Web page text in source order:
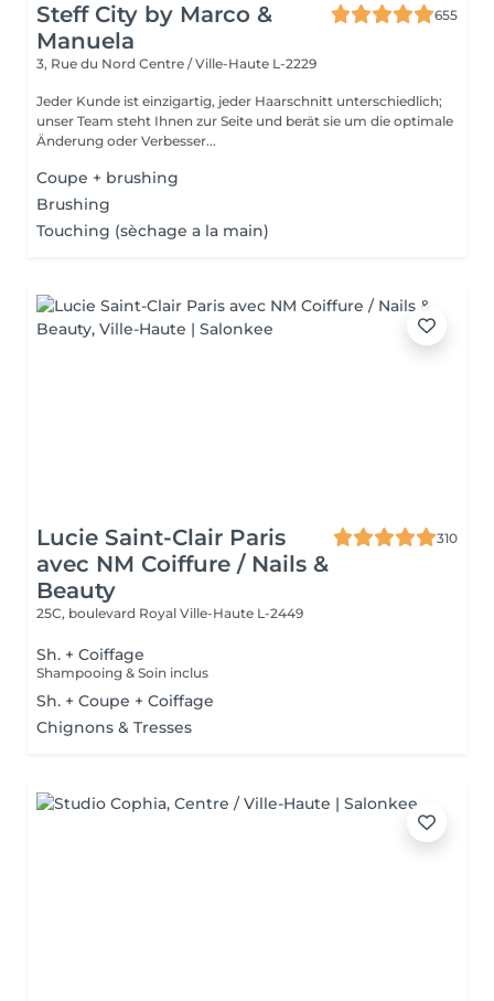
Steff City by Marco &
Manuela
655
3, Rue du Nord Centre / Ville-Haute L-2229
Jeder Kunde ist einzigartig, jeder Haarschnitt unterschiedlich;
unser Team steht Ihnen zur Seite und berät sie um die optimale
Änderung oder Verbesser...
Coupe + brushing
Brushing
Touching (sèchage a la main)
Lucie Saint-Clair Paris
avec NM Coiffure / Nails &
Beauty
310
25C, boulevard Royal Ville-Haute L-2449
Sh. + Coiffage
Shampooing & Soin inclus
Sh. + Coupe + Coiffage
Chignons & Tresses